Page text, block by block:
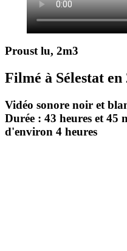
Proust lu, 2m3
Filmé à Sélestat en
Vidéo sonore noir et
Durée : 43 heures et 45
d'environ 4 heures